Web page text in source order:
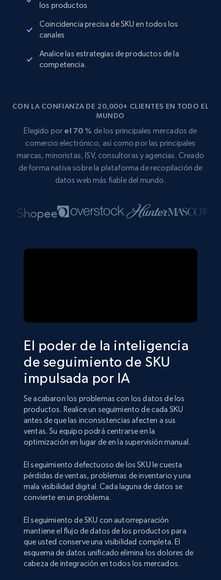
los productos
Coincidencia precisa de SKU en todos los
canales
Analice las estrategias de productos de la
competencia.
CON LA CONFIANZA DE 20,000+ CLIENTES EN TODO EL
MUNDO
Elegido por el 70 % de los principales mercados de
comercio electrónico, así como por las principales
marcas, minoristas, ISV, consultoras y agencias. Creado
de forma nativa sobre la plataforma de recopilación de
datos web más fiable del mundo.
El poder de la inteligencia
de seguimiento de SKU
impulsada por IA
Se acabaron los problemas con los datos de los
productos. Realice un seguimiento de cada SKU
antes de que las inconsistencias afecten a sus
ventas. Su equipo podrá centrarse en la
optimización en lugar de en la supervisión manual.
El seguimiento defectuoso de los SKU le cuesta
pérdidas de ventas, problemas de inventario y una
mala visibilidad digital. Cada laguna de datos se
convierte en un problema.
El seguimiento de SKU con autorreparación
mantiene el flujo de datos de los productos para
que usted conserve una visibilidad completa. El
esquema de datos unificado elimina los dolores de
cabeza de integración en todos los mercados.